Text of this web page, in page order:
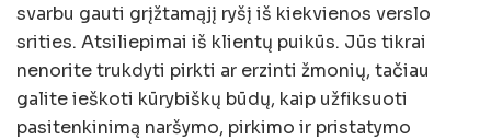
svarbu gauti grįžtamąjį ryšį iš kiekvienos verslo
srities. Atsiliepimai iš klientų puikūs. Jūs tikrai
nenorite trukdyti pirkti ar erzinti žmonių, tačiau
galite ieškoti kūrybiškų būdų, kaip užfiksuoti
pasitenkinimą naršymo, pirkimo ir pristatymo